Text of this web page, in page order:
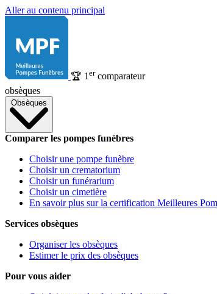
Aller au contenu principal
🏆 1 ercomparateur
obsèques
Obsèques
Comparer les pompes funèbres
Choisir une pompe funèbre
Choisir un crematorium
Choisir un funérarium
Choisir un cimetière
En savoir plus sur la certification Meilleures
Services obsèques
Organiser les obsèques
Estimer le prix des obsèques
Pour vous aider